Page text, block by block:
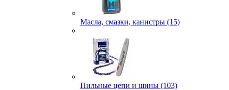
Масла, смазки, канистры (15)
Пильные цепи и шины (103)